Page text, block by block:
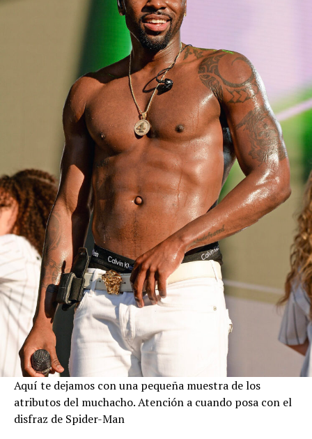
Aquí te dejamos con una pequeña muestra de los
atributos del muchacho. Atención a cuando posa con el
disfraz de Spider-Man